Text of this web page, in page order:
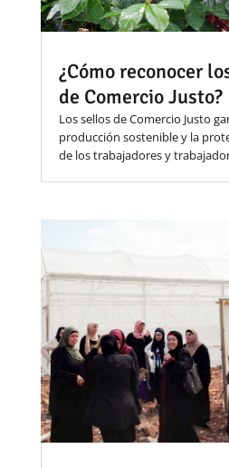
¿Cómo reconocer
de Comercio Justo?
Los sellos de Comercio Justo
producción sostenible y la
de los trabajadores y